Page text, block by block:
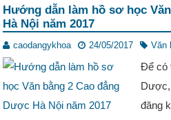
Hướng dẫn làm hồ sơ học
Hà Nội năm 2017
caodangykhoa 24/05/2017 Văn
Để có
Dược,
đăng